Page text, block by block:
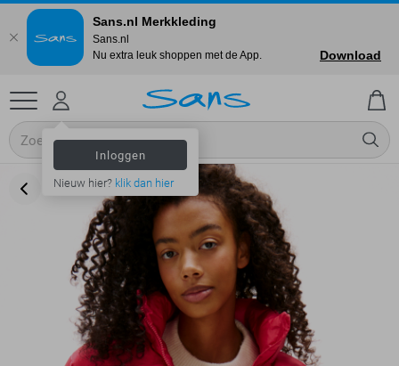
Inloggen
Nieuw hier? klik dan hier
Sans.nl Merkkleding
Sans.nl
Nu extra leuk shoppen met de App.
Download